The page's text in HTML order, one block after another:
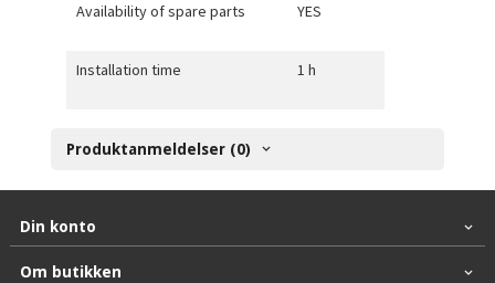
Availability of spare parts YES
Installation time 1 h
Produktanmeldelser (0)
Din konto
Om butikken